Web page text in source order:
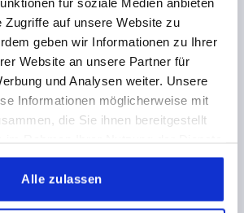
Zugriffe auf unsere Website zu
geben wir Informationen zu Ihrer
Website an unsere Partner für
und Analysen weiter. Unsere
Informationen möglicherweise mit
die Sie ihnen bereitgestellt
Alle zulassen